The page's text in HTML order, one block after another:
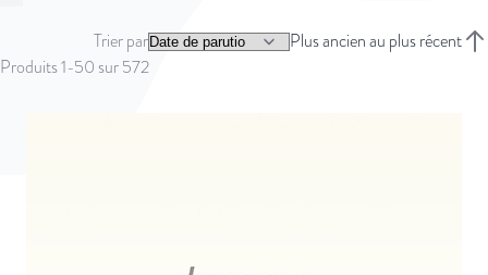
Produits1-50 sur572
Trier par
Plus ancien au plus récent